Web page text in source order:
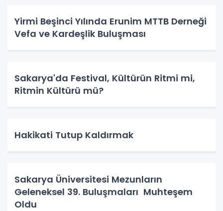
Yirmi Beşinci Yılında Erunim MTTB Derneği
Vefa ve Kardeşlik Buluşması
Sakarya'da Festival, Kültürün Ritmi mi,
Ritmin Kültürü mü?
Hakikati Tutup Kaldırmak
Sakarya Üniversitesi Mezunların
Geleneksel 39. Buluşmaları Muhteşem
Oldu